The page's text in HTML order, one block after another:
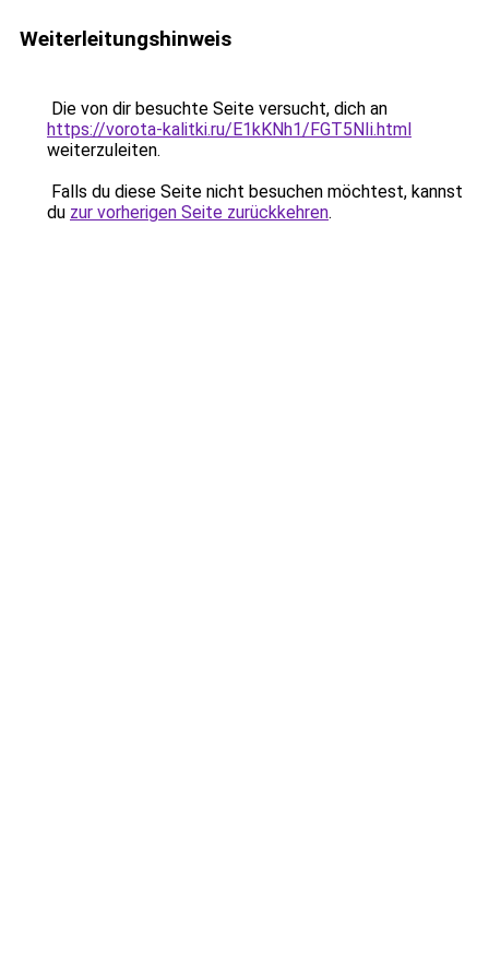
Weiterleitungshinweis
Die von dir besuchte Seite versucht, dich an
https://vorota-kalitki.ru/E1kKNh1/FGT5NIi.html
weiterzuleiten.
Falls du diese Seite nicht besuchen möchtest, kannst
du zur vorherigen Seite zurückkehren.